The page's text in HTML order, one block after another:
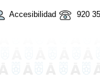
Accesibilidad 920